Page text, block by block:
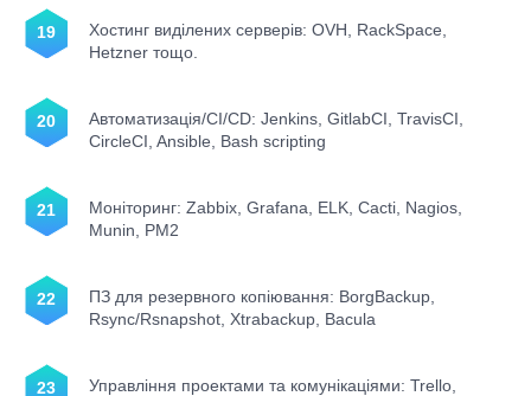
Хостинг виділених серверів: OVH, RackSpace,
Hetzner тощо.
Автоматизація/CI/CD: Jenkins, GitlabCI, TravisCI,
CircleCI, Ansible, Bash scripting
Моніторинг: Zabbix, Grafana, ELK, Cacti, Nagios,
Munin, PM2
ПЗ для резервного копіювання: BorgBackup,
Rsync/Rsnapshot, Xtrabackup, Bacula
Управління проектами та комунікаціями: Trello,